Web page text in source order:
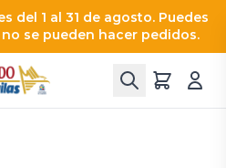
del 1 al 31 de agosto. Puedes
se pueden hacer pedidos.